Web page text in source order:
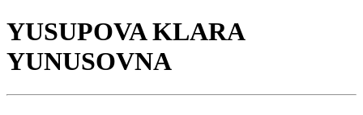
YUSUPOVA KLARA
YUNUSOVNA